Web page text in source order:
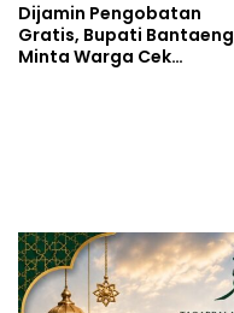
Dijamin Pengobatan
Gratis, Bupati Bantaeng
Minta Warga Cek